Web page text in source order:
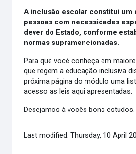
A inclusão escolar constitui um
pessoas com necessidades
dever do Estado, conforme
normas supramencionadas.
Para que você conheça em
que regem a educação inclusiva
próxima página do módulo uma
acesso as leis aqui apresentadas.
Desejamos à vocês bons estudos.
Last modified: Thursday, 10 April